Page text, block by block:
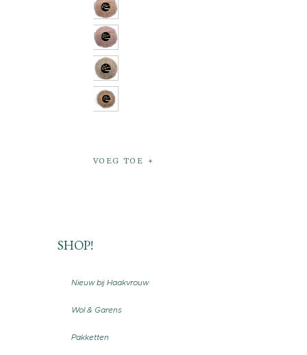
VOEG TOE
SHOP!
Nieuw bij Haakvrouw
Wol & Garens
Pakketten